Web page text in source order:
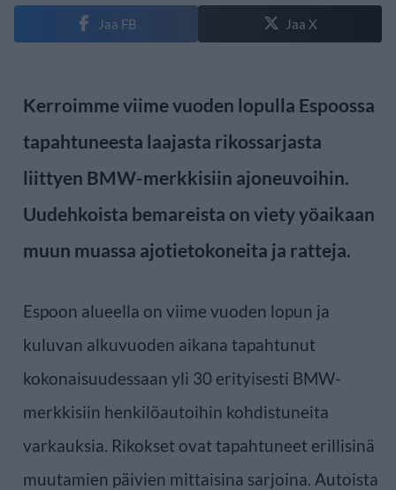
Jaa FB Jaa X
Kerroimme viime vuoden lopulla Espoossa
tapahtuneesta laajasta rikossarjasta
liittyen BMW-merkkisiin ajoneuvoihin.
Uudehkoista bemareista on viety yöaikaan
muun muassa ajotietokoneita ja ratteja.
Espoon alueella on viime vuoden lopun ja
kuluvan alkuvuoden aikana tapahtunut
kokonaisuudessaan yli 30 erityisesti BMW-
merkkisiin henkilöautoihin kohdistuneita
varkauksia. Rikokset ovat tapahtuneet erillisinä
muutamien päivien mittaisina sarjoina. Autoista